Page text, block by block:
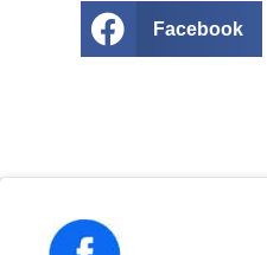
Facebook